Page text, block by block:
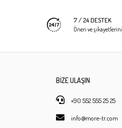
7 / 24 DESTEK
Öneri ve
BİZE ULAŞIN
+90 552 555 25 25
info@more-tr.com